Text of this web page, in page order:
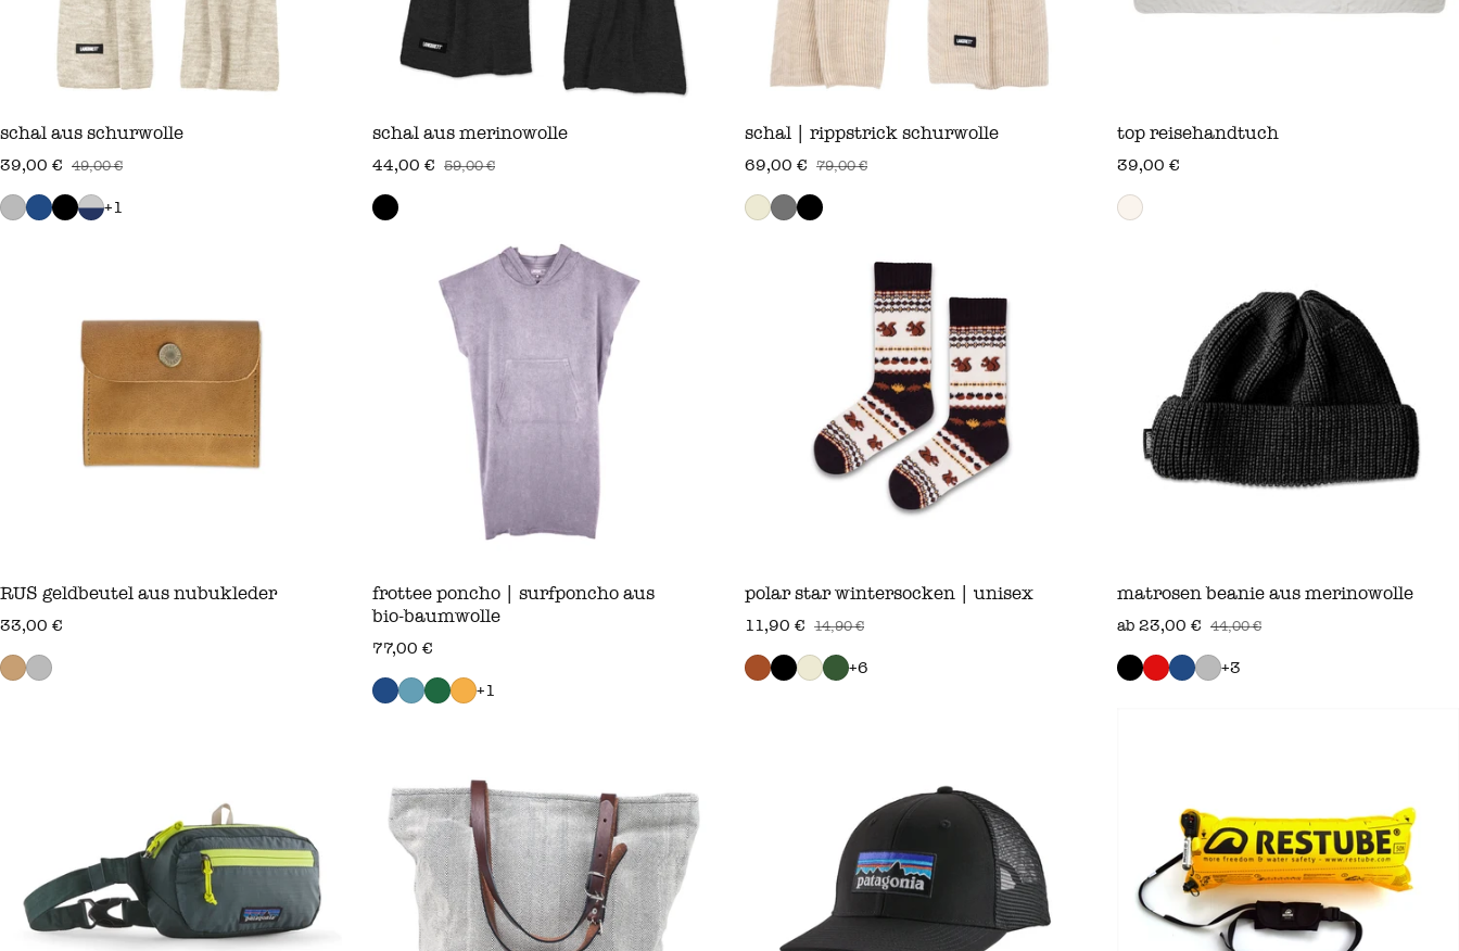
schal aus schurwolle
verkaufspreis
39,00 €
regulärer preis
49,00 €
+1
schal aus merinowolle
verkaufspreis
44,00 €
regulärer preis
59,00 €
schal | rippstrick schurwolle
verkaufspreis
69,00 €
regulärer preis
79,00 €
top reisehandtuch
regulärer preis
39,00 €
RUS geldbeutel aus nubukleder
regulärer preis
33,00 €
frottee poncho | surfponcho aus
bio‑baumwolle
regulärer preis
77,00 €
+1
polar star wintersocken | unisex
verkaufspreis
11,90 €
regulärer preis
14,90 €
+6
matrosen beanie aus merinowolle
verkaufspreis
ab 23,00 €
regulärer preis44,00 €
+3